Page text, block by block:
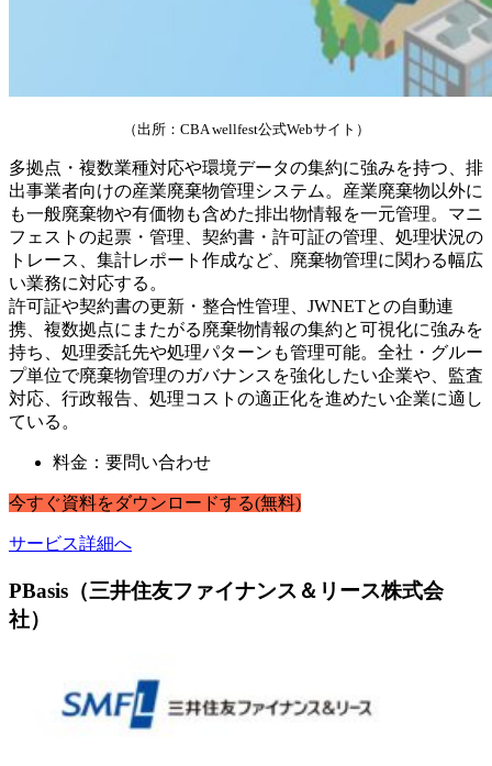
（出所：CBA wellfest公式Webサイト）
多拠点・複数業種対応や環境データの集約に強みを持つ、排
出事業者向けの産業廃棄物管理システム。産業廃棄物以外に
も一般廃棄物や有価物も含めた排出物情報を一元管理。マニ
フェストの起票・管理、契約書・許可証の管理、処理状況の
トレース、集計レポート作成など、廃棄物管理に関わる幅広
い業務に対応する。
許可証や契約書の更新・整合性管理、JWNETとの自動連
携、複数拠点にまたがる廃棄物情報の集約と可視化に強みを
持ち、処理委託先や処理パターンも管理可能。全社・グルー
プ単位で廃棄物管理のガバナンスを強化したい企業や、監査
対応、行政報告、処理コストの適正化を進めたい企業に適し
ている。
料金：要問い合わせ
今すぐ資料をダウンロードする(無料)
サービス詳細へ
PBasis（三井住友ファイナンス＆リース株式会
社）